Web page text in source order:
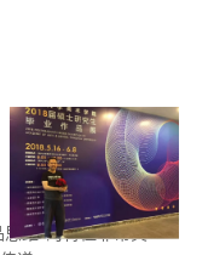
维”的特征非常突